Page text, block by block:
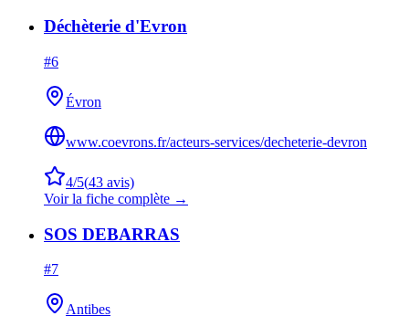
Déchèterie d'Evron
#6
Évron
www.coevrons.fr/acteurs-services/decheterie-devron
4/5(43 avis)
Voir la fiche complète →
SOS DEBARRAS
#7
Antibes